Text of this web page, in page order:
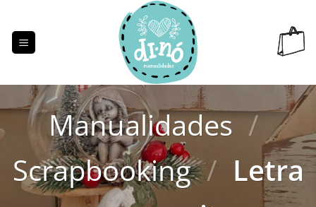
contenido
Manualidades /
Scrapbooking / Letra